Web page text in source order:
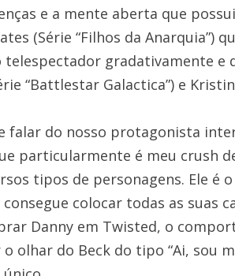
e a mente aberta que
(Série “Filhos da Anarquia”)
telespectador gradativamente e
“Battlestar Galactica”) e
falar do nosso protagonista
particularmente é meu crush
tipos de personagens. Ele é
colocar todas as suas
Danny em Twisted, o
olhar do Beck do tipo “Ai, sou